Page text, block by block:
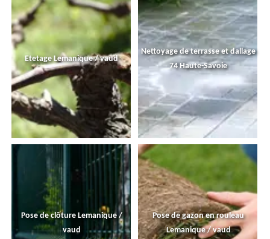
Etetage Lemanique / vaud
Nettoyage de terrasse et dallage
74 Haute-Savoie
Pose de clôture Lemanique /
vaud
Pose de gazon en rouleau
Lemanique / vaud